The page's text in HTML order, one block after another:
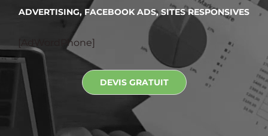
ADVERTISING, FACEBOOK ADS, SITES RESPONSIVES
[AdWordPhone]
DEVIS GRATUIT